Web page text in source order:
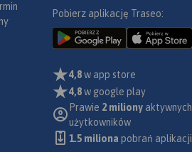
Pobierz aplikację Traseo:
4,8w app store
4,8w google play
Prawie 2 miliony aktywnych
użytkowników
1.5 miliona pobrań aplikacji